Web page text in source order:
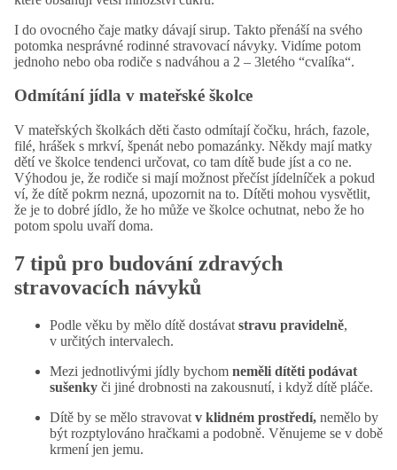
I do ovocného čaje matky dávají sirup. Takto přenáší na svého
potomka nesprávné rodinné stravovací návyky. Vidíme potom
jednoho nebo oba rodiče s nadváhou a 2 – 3letého “cvalíka“.
Odmítání jídla v mateřské školce
V mateřských školkách děti často odmítají čočku, hrách, fazole,
filé, hrášek s mrkví, špenát nebo pomazánky. Někdy mají matky
dětí ve školce tendenci určovat, co tam dítě bude jíst a co ne.
Výhodou je, že rodiče si mají možnost přečíst jídelníček a pokud
ví, že dítě pokrm nezná, upozornit na to. Dítěti mohou vysvětlit,
že je to dobré jídlo, že ho může ve školce ochutnat, nebo že ho
potom spolu uvaří doma.
7 tipů pro budování zdravých
stravovacích návyků
Podle věku by mělo dítě dostávat stravu pravidelně,
v určitých intervalech.
Mezi jednotlivými jídly bychom neměli dítěti podávat
sušenky či jiné drobnosti na zakousnutí, i když dítě pláče.
Dítě by se mělo stravovat v klidném prostředí, nemělo by
být rozptylováno hračkami a podobně. Věnujeme se v době
krmení jen jemu.